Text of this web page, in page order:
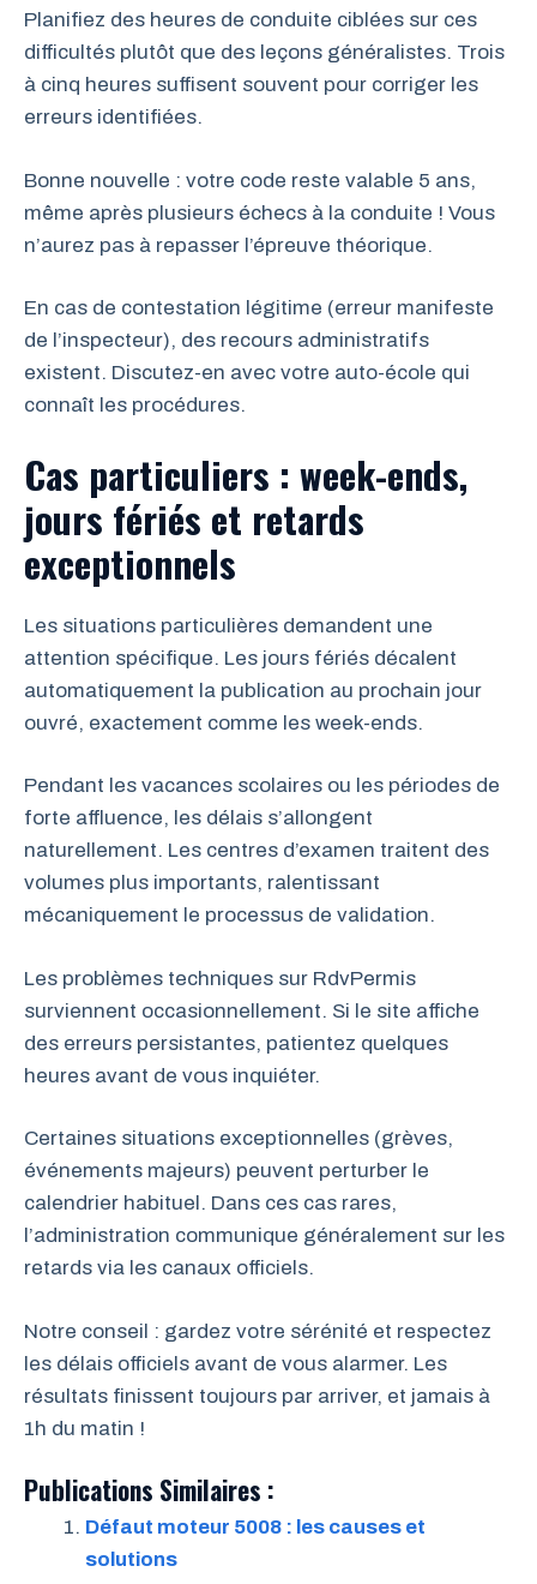
Planifiez des heures de conduite ciblées sur ces
difficultés plutôt que des leçons généralistes. Trois
à cinq heures suffisent souvent pour corriger les
erreurs identifiées.
Bonne nouvelle : votre code reste valable 5 ans,
même après plusieurs échecs à la conduite ! Vous
n’aurez pas à repasser l’épreuve théorique.
En cas de contestation légitime (erreur manifeste
de l’inspecteur), des recours administratifs
existent. Discutez-en avec votre auto-école qui
connaît les procédures.
Cas particuliers : week-ends,
jours fériés et retards
exceptionnels
Les situations particulières demandent une
attention spécifique. Les jours fériés décalent
automatiquement la publication au prochain jour
ouvré, exactement comme les week-ends.
Pendant les vacances scolaires ou les périodes de
forte affluence, les délais s’allongent
naturellement. Les centres d’examen traitent des
volumes plus importants, ralentissant
mécaniquement le processus de validation.
Les problèmes techniques sur RdvPermis
surviennent occasionnellement. Si le site affiche
des erreurs persistantes, patientez quelques
heures avant de vous inquiéter.
Certaines situations exceptionnelles (grèves,
événements majeurs) peuvent perturber le
calendrier habituel. Dans ces cas rares,
l’administration communique généralement sur les
retards via les canaux officiels.
Notre conseil : gardez votre sérénité et respectez
les délais officiels avant de vous alarmer. Les
résultats finissent toujours par arriver, et jamais à
1h du matin !
Publications Similaires :
Défaut moteur 5008 : les causes et
solutions